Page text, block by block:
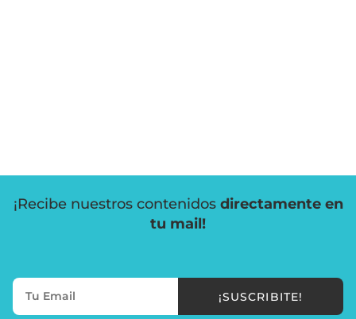
¡Recibe nuestros contenidos directamente en
tu mail!
¡SUSCRIBITE!